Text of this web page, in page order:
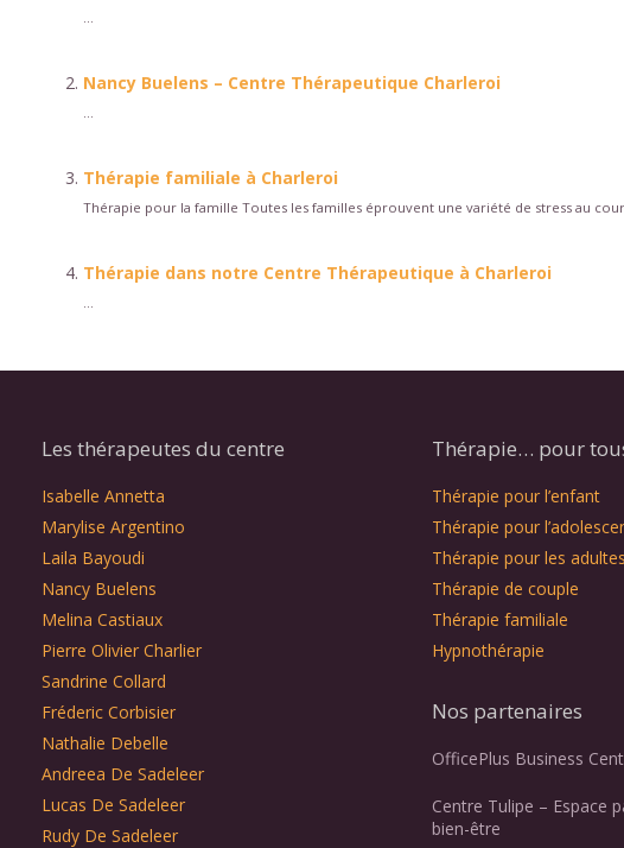
...
Nancy Buelens – Centre Thérapeutique Charleroi
...
Thérapie familiale à Charleroi
Thérapie pour la famille Toutes les familles éprouvent une variété de stress au
Thérapie dans notre Centre Thérapeutique à Charleroi
...
Les thérapeutes du centre
Isabelle Annetta
Marylise Argentino
Laila Bayoudi
Nancy Buelens
Melina Castiaux
Pierre Olivier Charlier
Sandrine Collard
Fréderic Corbisier
Nathalie Debelle
Andreea De Sadeleer
Lucas De Sadeleer
Rudy De Sadeleer
Thérapie… pour
Thérapie pour l’enfant
Thérapie pour
Thérapie pour les adultes
Thérapie de couple
Thérapie familiale
Hypnothérapie
Nos partenaires
OfficePlus Business
Centre Tulipe – Espace
bien-être